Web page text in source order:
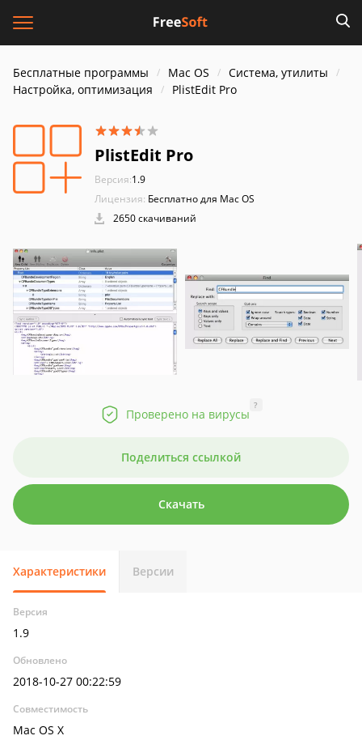
Бесплатные программы Mac OS
Система, утилиты
Настройка, оптимизация
PlistEdit Pro
PlistEdit Pro
Версия:1.9
Лицензия: Бесплатно для Mac OS
2650 скачиваний
Проверено на вирусы
?
Поделиться ссылкой
Скачать
Характеристики Версии
Версия
1.9
Обновлено
2018-10-27 00:22:59
Совместимость
Mac OS X